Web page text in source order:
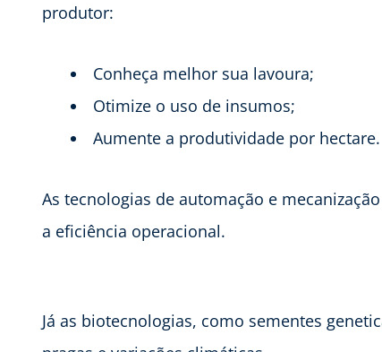
produtor:
Conheça melhor sua lavoura;
Otimize o uso de insumos;
Aumente a produtividade por hectare.
As tecnologias de automação e
a eficiência operacional.
Já as biotecnologias, como sementes